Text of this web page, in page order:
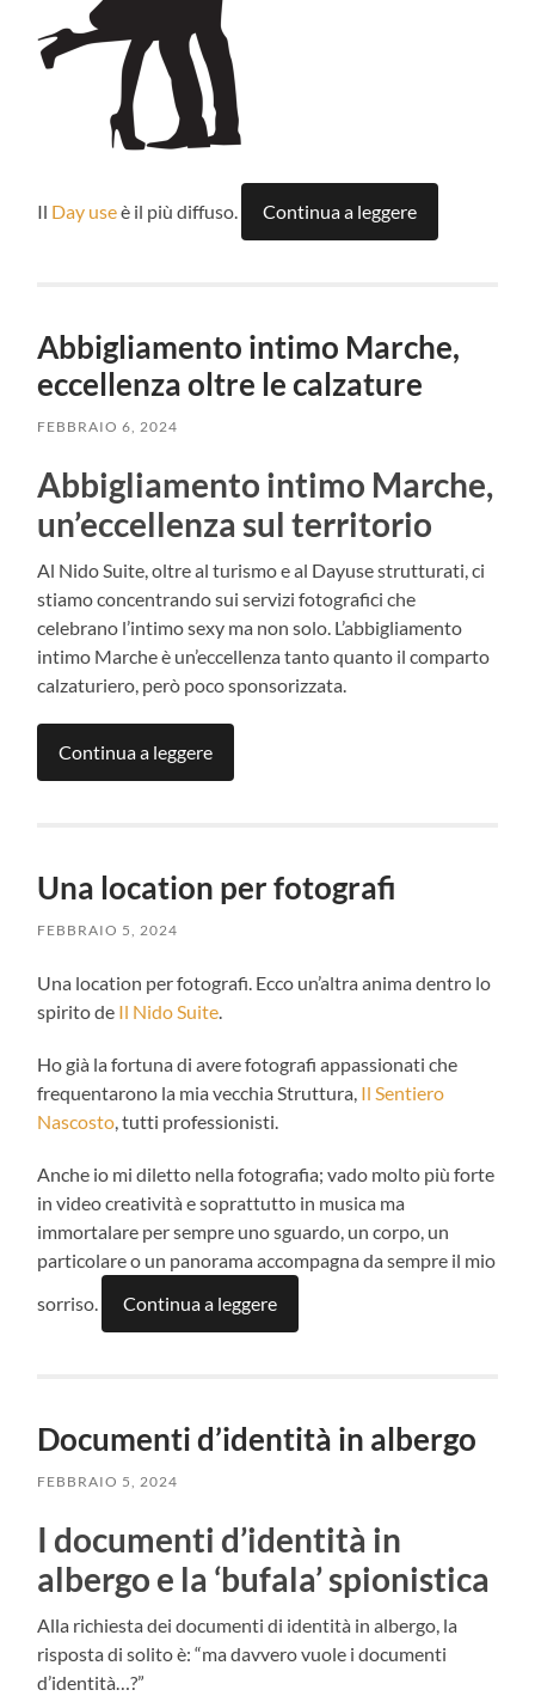
Il Day useè il più diffuso. Continua a leggere
Abbigliamento intimo Marche,
eccellenza oltre le calzature
FEBBRAIO 6, 2024
Abbigliamento intimo Marche,
un’eccellenza sul territorio
Al Nido Suite, oltre al turismo e al Dayuse strutturati, ci
stiamo concentrando sui servizi fotografici che
celebrano l’intimo sexy ma non solo. L’abbigliamento
intimo Marche è un’eccellenza tanto quanto il comparto
calzaturiero, però poco sponsorizzata.
Continua a leggere
Una location per fotografi
FEBBRAIO 5, 2024
Una location per fotografi. Ecco un’altra anima dentro lo
spirito de Il Nido Suite
Ho già la fortuna di avere fotografi appassionati che
frequentarono la mia vecchia Struttura, Il Sentiero
Nascosto , tutti professionisti.
Anche io mi diletto nella fotografia; vado molto più forte
in video creatività e soprattutto in musica ma
immortalare per sempre uno sguardo, un corpo, un
particolare o un panorama accompagna da sempre il mio
sorriso.
Continua a leggere
Documenti d’identità in albergo
FEBBRAIO 5, 2024
I documenti d’identità in
albergo e la ‘bufala’ spionistica
Alla richiesta dei documenti di identità in albergo, la
risposta di solito è: “ma davvero vuole i documenti
d’identità…?”